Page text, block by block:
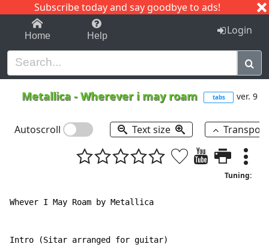
Subscribe today and say goodbye to ads!
1-9 C I J
Home Help Login
Metallica -Wherever i may roam tabs ver. 9
Autoscroll Text size
Tuning:
Whever I May Roam by Metallica
Intro (Sitar arranged for guitar)